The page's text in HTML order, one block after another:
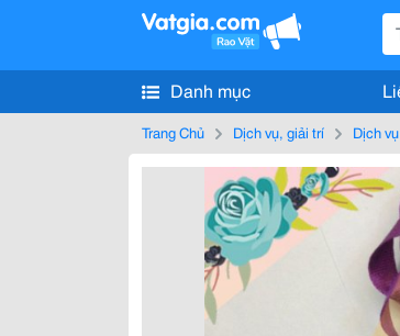
Danh mục
Trang Chủ Dịch vụ, giải trí Dịch